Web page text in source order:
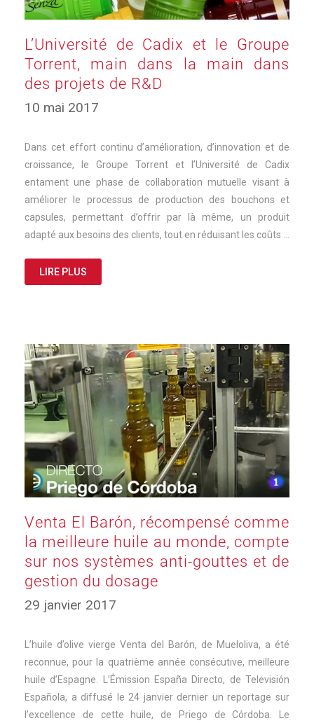
L’Université de Cadix et le Groupe
Torrent, main dans la main dans
des projets de R&D
10 mai 2017
Dans cet effort continu d’amélioration, d’innovation et de
croissance, le Groupe Torrent et l’Université de Cadix
entament une phase de collaboration mutuelle visant à
améliorer le processus de production des bouchons et
capsules, permettant d’offrir par là même, un produit
adapté aux besoins des clients, tout en réduisant les coûts …
LIRE PLUS
Venta El Barón, récompensé comme
la meilleure huile au monde, compte
sur nos systèmes anti-gouttes et de
gestion du dosage
29 janvier 2017
L’huile d’olive vierge Venta del Barón, de Mueloliva, a été
reconnue, pour la quatrième année consécutive, meilleure
huile d’Espagne. L’Émission España Directo, de Televisión
Española, a diffusé le 24 janvier dernier un reportage sur
l’excellence de cette huile, de Priego de Córdoba. Le